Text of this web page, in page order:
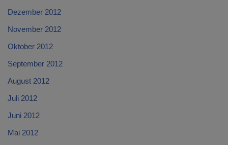
Dezember 2012
November 2012
Oktober 2012
September 2012
August 2012
Juli 2012
Juni 2012
Mai 2012